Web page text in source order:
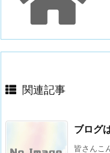
関連記事
ブログ
皆さんこ